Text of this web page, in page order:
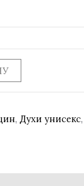
, Духи унисекс,